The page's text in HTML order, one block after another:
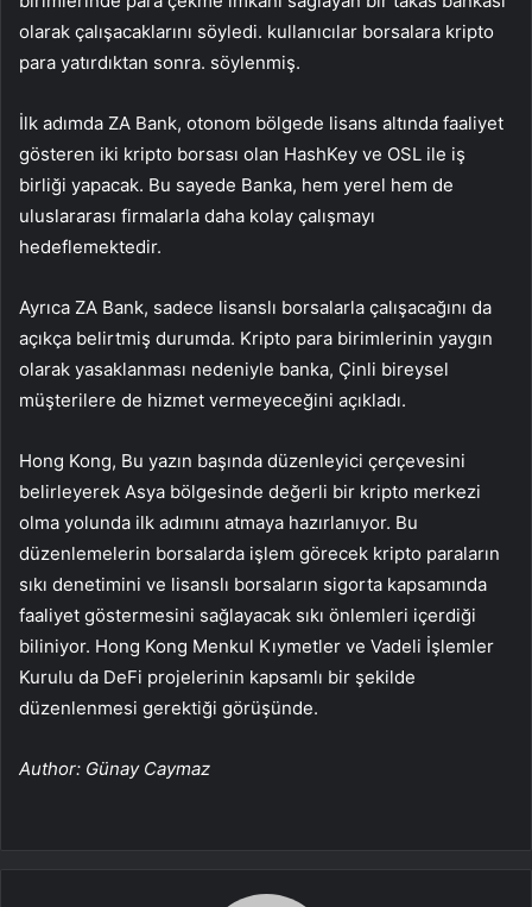
olarak çalışacaklarını söyledi. kullanıcılar borsalara kripto
para yatırdıktan sonra. söylenmiş.
İlk adımda ZA Bank, otonom bölgede lisans altında faaliyet
gösteren iki kripto borsası olan HashKey ve OSL ile iş
birliği yapacak. Bu sayede Banka, hem yerel hem de
uluslararası firmalarla daha kolay çalışmayı
hedeflemektedir.
Ayrıca ZA Bank, sadece lisanslı borsalarla çalışacağını da
açıkça belirtmiş durumda. Kripto para birimlerinin yaygın
olarak yasaklanması nedeniyle banka, Çinli bireysel
müşterilere de hizmet vermeyeceğini açıkladı.
Hong Kong, Bu yazın başında düzenleyici çerçevesini
belirleyerek Asya bölgesinde değerli bir kripto merkezi
olma yolunda ilk adımını atmaya hazırlanıyor. Bu
düzenlemelerin borsalarda işlem görecek kripto paraların
sıkı denetimini ve lisanslı borsaların sigorta kapsamında
faaliyet göstermesini sağlayacak sıkı önlemleri içerdiği
biliniyor. Hong Kong Menkul Kıymetler ve Vadeli İşlemler
Kurulu da DeFi projelerinin kapsamlı bir şekilde
düzenlenmesi gerektiği görüşünde.
Author: Günay Caymaz